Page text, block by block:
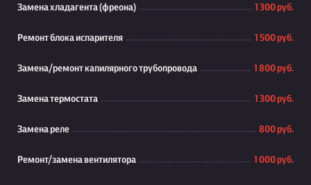
Замена хладагента (фреона) 1 300 руб.
Ремонт блока испарителя 1 500 руб.
Замена/ремонт капилярного трубопровода 1 800 руб.
Замена термостата 1 300 руб.
Замена реле 800 руб.
Ремонт/замена вентилятора 1 000 руб.